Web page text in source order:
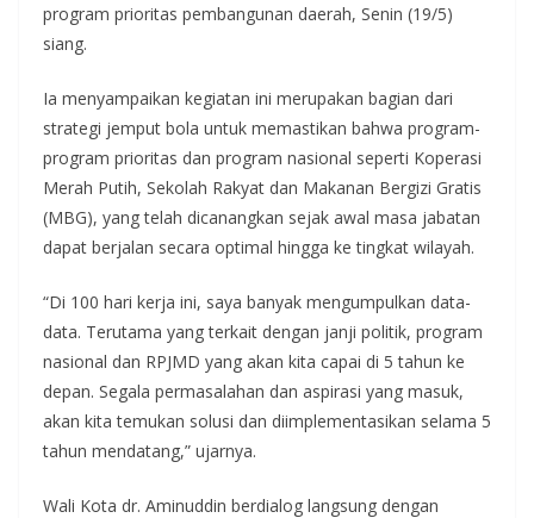
program prioritas pembangunan daerah, Senin (19/5)
siang.
Ia menyampaikan kegiatan ini merupakan bagian dari
strategi jemput bola untuk memastikan bahwa program-
program prioritas dan program nasional seperti Koperasi
Merah Putih, Sekolah Rakyat dan Makanan Bergizi Gratis
(MBG), yang telah dicanangkan sejak awal masa jabatan
dapat berjalan secara optimal hingga ke tingkat wilayah.
“Di 100 hari kerja ini, saya banyak mengumpulkan data-
data. Terutama yang terkait dengan janji politik, program
nasional dan RPJMD yang akan kita capai di 5 tahun ke
depan. Segala permasalahan dan aspirasi yang masuk,
akan kita temukan solusi dan diimplementasikan selama 5
tahun mendatang,” ujarnya.
Wali Kota dr. Aminuddin berdialog langsung dengan